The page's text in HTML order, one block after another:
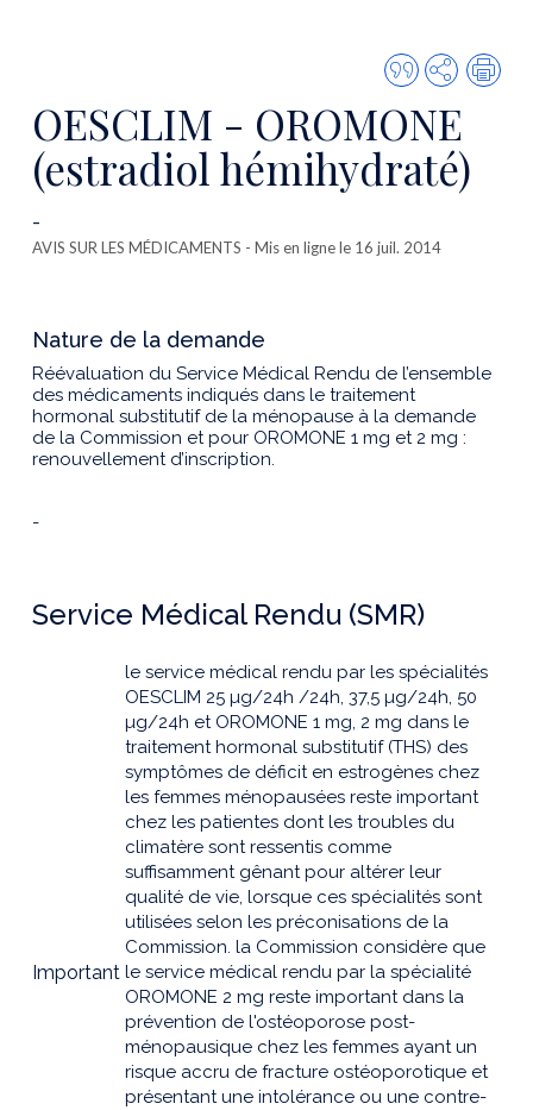
Citer
cette
publication
Partager
OESCLIM - OROMONE
(estradiol hémihydraté)
-
AVIS SUR LES MÉDICAMENTS - Mis en ligne le 16 juil. 2014
Nature de la demande
Réévaluation du Service Médical Rendu de l’ensemble
des médicaments indiqués dans le traitement
hormonal substitutif de la ménopause à la demande
de la Commission et pour OROMONE 1 mg et 2 mg :
renouvellement d’inscription.
-
Service Médical Rendu (SMR)
Important
le service médical rendu par les spécialités
OESCLIM 25 µg/24h /24h, 37,5 µg/24h, 50
µg/24h et OROMONE 1 mg, 2 mg dans le
traitement hormonal substitutif (THS) des
symptômes de déficit en estrogènes chez
les femmes ménopausées reste important
chez les patientes dont les troubles du
climatère sont ressentis comme
suffisamment gênant pour altérer leur
qualité de vie, lorsque ces spécialités sont
utilisées selon les préconisations de la
Commission. la Commission considère que
le service médical rendu par la spécialité
OROMONE 2 mg reste important dans la
prévention de l'ostéoporose post-
ménopausique chez les femmes ayant un
risque accru de fracture ostéoporotique et
présentant une intolérance ou une contre-